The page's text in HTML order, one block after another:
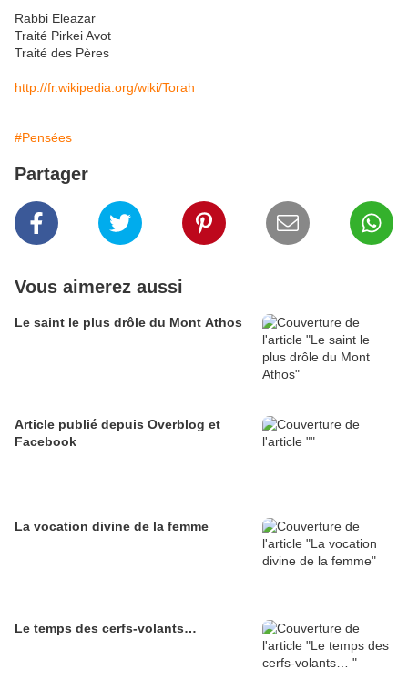
Rabbi Eleazar
Traité Pirkei Avot
Traité des Pères
http://fr.wikipedia.org/wiki/Torah
#Pensées
Partager
Vous aimerez aussi
Le saint le plus drôle du Mont Athos
Article publié depuis Overblog et
Facebook
La vocation divine de la femme
Le temps des cerfs-volants…